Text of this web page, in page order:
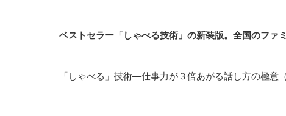
ベストセラー「しゃべる技術」の新装版。全国のファ
「しゃべる」技術―仕事力が３倍あがる話し方の極意